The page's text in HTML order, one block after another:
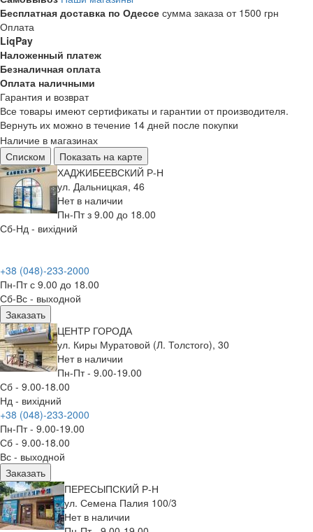
Бесплатная доставка по Одессе сумма заказа от 1500 грн
Оплата
LiqPay
Наложенный платеж
Безналичная оплата
Оплата наличными
Гарантия и возврат
Все товары имеют сертификаты и гарантии от производителя.
Вернуть их можно в течение 14 дней после покупки
Наличие в магазинах
Списком
Показать на карте
ХАДЖИБЕЕВСКИЙ Р-Н
ул. Дальницкая, 46
Нет в наличии
Пн-Пт з 9.00 до 18.00
Сб-Нд - вихідний
+38 (048)-233-2000
Пн-Пт с 9.00 до 18.00
Сб-Вс - выходной
Заказать
ЦЕНТР ГОРОДА
ул. Киры Муратовой (Л. Толстого), 30
Нет в наличии
Пн-Пт - 9.00-19.00
Сб - 9.00-18.00
Нд - вихідний
+38 (048)-233-2000
Пн-Пт - 9.00-19.00
Сб - 9.00-18.00
Вс - выходной
Заказать
ПЕРЕСЫПСКИЙ Р-Н
ул. Семена Палия 100/3
Нет в наличии